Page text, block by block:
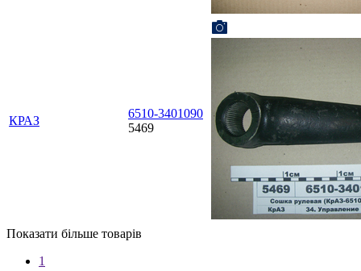
КРАЗ
6510-3401090
5469
Показати більше товарів
1